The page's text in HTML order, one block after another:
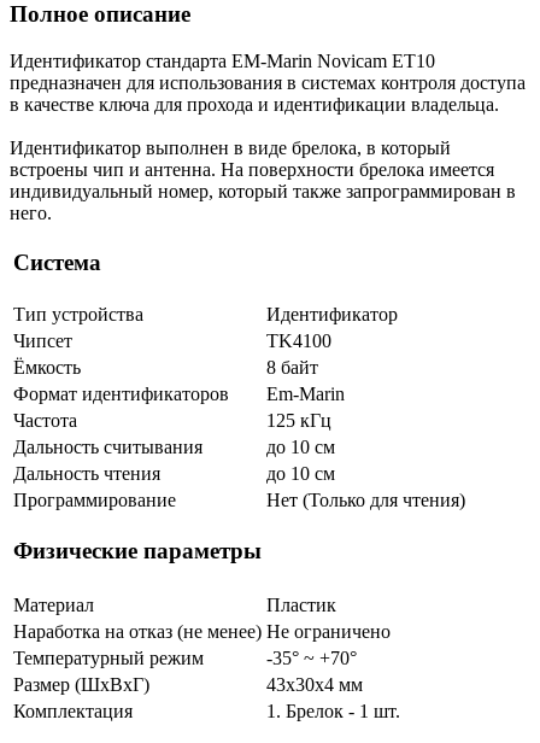
Полное описание
Идентификатор стандарта EM-Marin Novicam ET10
предназначен для использования в системах контроля доступа
в качестве ключа для прохода и идентификации владельца.
Идентификатор выполнен в виде брелока, в который
встроены чип и антенна. На поверхности брелока имеется
индивидуальный номер, который также запрограммирован в
него.
Система
Тип устройства
Идентификатор
Чипсет
TK4100
Ёмкость
8 байт
Формат идентификаторов
Em-Marin
Частота
125 кГц
Дальность считывания
до 10 см
Дальность чтения
до 10 см
Программирование
Нет (Только для чтения)
Физические параметры
Материал
Пластик
Наработка на отказ (не менее) Не ограничено
Температурный режим
-35° ~ +70°
Размер (ШxВxГ)
43х30x4 мм
Комплектация
1. Брелок - 1 шт.